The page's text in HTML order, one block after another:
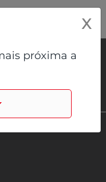
X
próxima a